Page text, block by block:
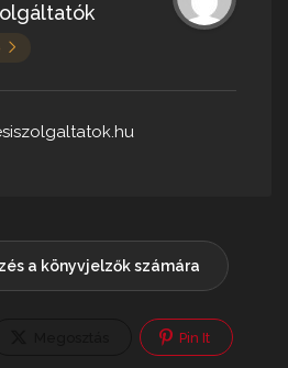
a könyvjelzők számára
Pin It